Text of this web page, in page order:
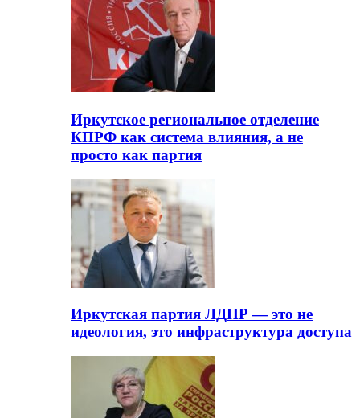
Иркутское региональное отделение
КПРФ как система влияния, а не
просто как партия
Иркутская партия ЛДПР — это не
идеология, это инфраструктура доступа